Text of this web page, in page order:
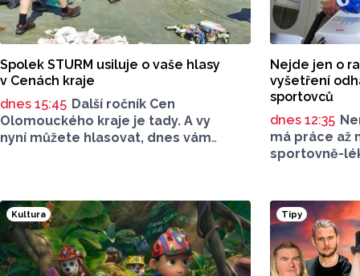
Spolek STURM usiluje o vaše hlasy
v Cenách kraje
dnes 15:45 Další ročník Cen
Olomouckého kraje je tady. A vy
nyní můžete hlasovat, dnes vám
je Spolek STURM, nominován
v kategorii: Významný počin
v ochraně životního prostředí -
právnická osoba.
Nejde jen o
vyšetření
sportovců
dnes 12:35
má práce až
sportovně-
kategorií i
Informovala
nemocnice
V Prostějově
z
Kultura Tipy